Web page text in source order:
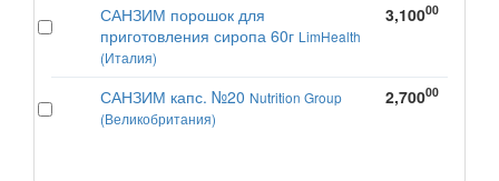
САНЗИМ порошок для
приготовления сиропа 60г LimHealth
(Италия)
3,10000
САНЗИМ капс. №20 Nutrition Group
(Великобритания)
2,70000